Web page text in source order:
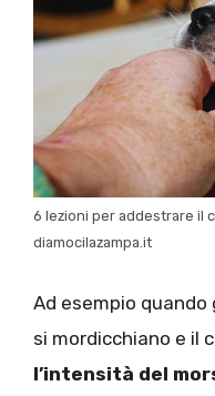
6 lezioni per addestrare il
diamocilazampa.it
Ad esempio
si mordicchiano e il
l’intensità del